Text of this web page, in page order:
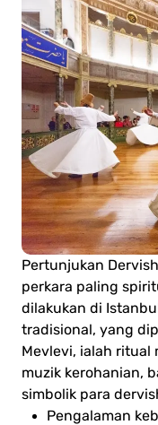
Pertunjukan
perkara paling
dilakukan di
tradisional, yang
Mevlevi, ialah ritual
muzik kerohanian,
simbolik para
Pengalaman